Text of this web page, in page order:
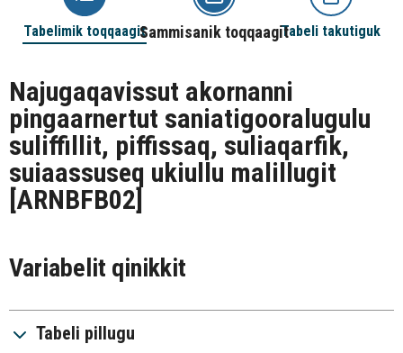
Tabelimik toqqaagitSammisanik toqqaagitTabeli takutiguk
Najugaqavissut akornanni
pingaarnertut saniatigooralugulu
suliffillit, piffissaq, suliaqarfik,
suiaassuseq ukiullu malillugit
[ARNBFB02]
Variabelit qinikkit
Tabeli pillugu